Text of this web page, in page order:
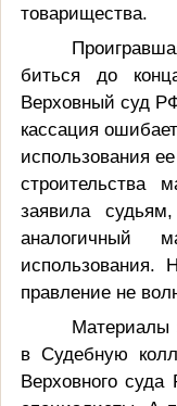
товарищества.
биться до
Верховный суд
кассация
использования
строительства
заявила
использования.
правление не
Материалы
в Судебную
Верховного